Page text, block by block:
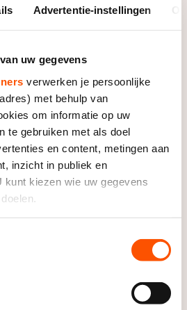
Advertentie-instellingen
uw gegevens
verwerken je persoonlijke
met behulp van
om informatie op uw
te gebruiken met als doel
en content, metingen aan
inzicht in publiek en
kunt kiezen wie uw gegevens
over uw geografische locatie,
door het actief te scannen
(fingerprinting)
Finale